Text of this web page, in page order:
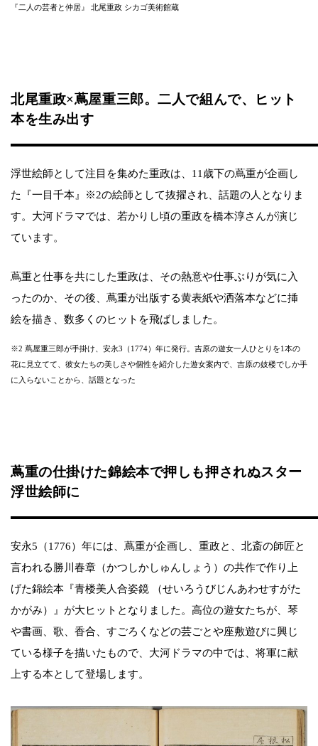
『二人の芸者と仲居』 北尾重政 シカゴ美術館蔵
北尾重政×蔦屋重三郎。二人で組んで、ヒット
本を生み出す
浮世絵師として注目を集めた重政は、11歳下の蔦重が企画し
た『一目千本』※2の絵師として抜擢され、話題の人となりま
す。大河ドラマでは、若かりし頃の重政を橋本淳さんが演じ
ています。
蔦重と仕事を共にした重政は、その熱意や仕事ぶりが気に入
ったのか、その後、蔦重が出版する黄表紙や洒落本などに挿
絵を描き、数多くのヒットを飛ばしました。
※2 蔦屋重三郎が手掛け、安永3（1774）年に発行。吉原の遊女一人ひとりを1本の
花に見立てて、彼女たちの美しさや個性を紹介した遊女案内で、吉原の妓楼でしか手
に入らないことから、話題となった
蔦重の仕掛けた錦絵本で押しも押されぬスター
浮世絵師に
安永5（1776）年には、蔦重が企画し、重政と、北斎の師匠と
言われる勝川春章（かつしかしゅんしょう）の共作で作り上
げた錦絵本『青楼美人合姿鏡 （せいろうびじんあわせすがた
かがみ）』が大ヒットとなりました。高位の遊女たちが、琴
や書画、歌、香合、すごろくなどの芸ごとや座敷遊びに興じ
ている様子を描いたもので、大河ドラマの中では、将軍に献
上する本として登場します。